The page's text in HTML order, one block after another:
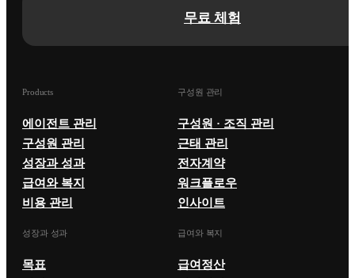
무료 체험
Products
에이전트 관리
구성원 관리
성장과 성과
급여와 복지
비용 관리
구성원 관리
구성원 · 조직 관리
근태 관리
전자계약
워크플로우
인사이트
성장과 성과
목표
급여와 복지
급여정산